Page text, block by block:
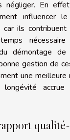
négliger. En
influencer
car ils
démontage de
gestion de
une meilleure
longévité